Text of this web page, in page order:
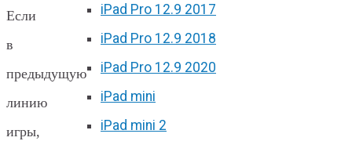
iPad Pro 12.9 2017
iPad Pro 12.9 2018
iPad Pro 12.9 2020
iPad mini
iPad mini 2
Если
в
предыдущую
линию
игры,